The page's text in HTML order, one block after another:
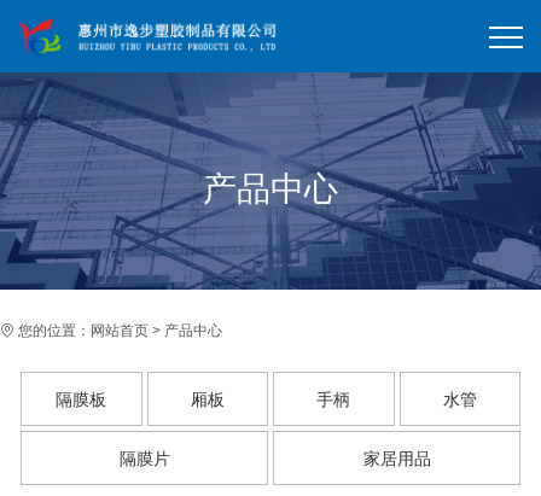
产品中心
您的位置： 网站首页 > 产品中心
隔膜板 厢板 手柄 水管
隔膜片 家居用品